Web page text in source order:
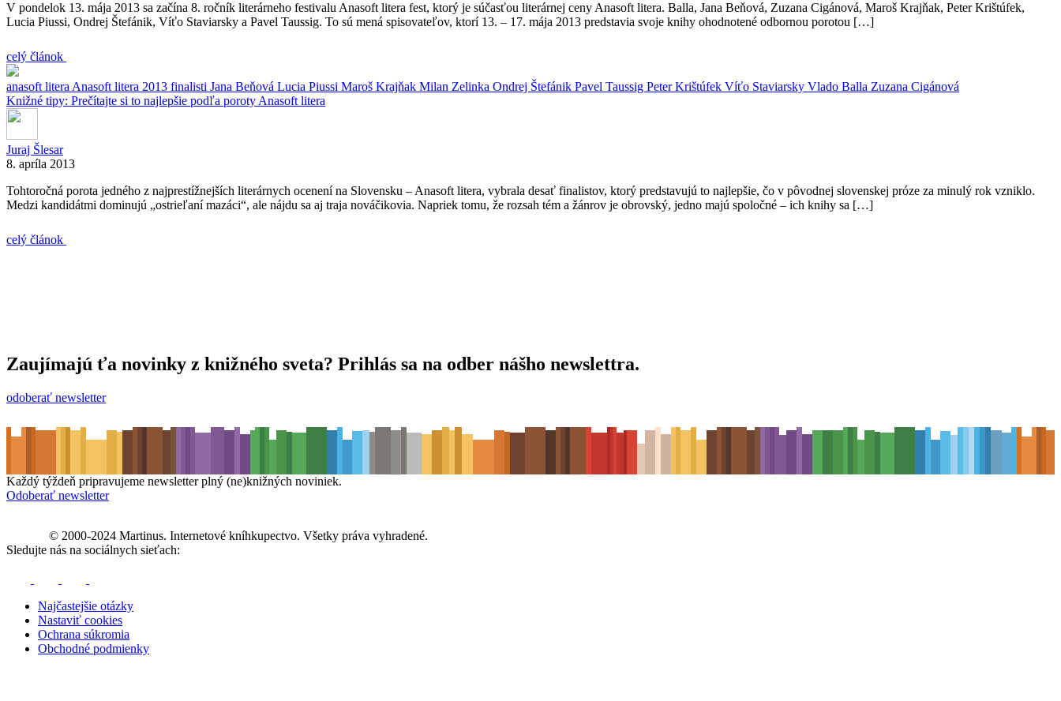
V pondelok 13. mája 2013 sa začína 8. ročník literárneho festivalu Anasoft litera fest, ktorý je súčasťou literárnej ceny Anasoft litera. Balla, Jana Beňová, Zuzana Cigánová, Maroš Krajňak, Peter Krištúfek,
Lucia Piussi, Ondrej Štefánik, Víťo Staviarsky a Pavel Taussig. To sú mená spisovateľov, ktorí 13. – 17. mája 2013 predstavia svoje knihy ohodnotené odbornou porotou […]
celý článok
anasoft litera Anasoft litera 2013 finalisti Jana Beňová Lucia Piussi Maroš Krajňak Milan Zelinka Ondrej Štefánik Pavel Taussig Peter Krištúfek Víťo Staviarsky Vlado Balla Zuzana Cigánová
Knižné tipy: Prečítajte si to najlepšie podľa poroty Anasoft litera
Juraj Šlesar
8. apríla 2013
Tohtoročná porota jedného z najprestížnejších literárnych ocenení na Slovensku – Anasoft litera, vybrala desať finalistov, ktorý predstavujú to najlepšie, čo v pôvodnej slovenskej próze za minulý rok vzniklo.
Medzi kandidátmi dominujú „ostrieľaní mazáci“, ale nájdu sa aj traja nováčikovia. Napriek tomu, že rozsah tém a žánrov je obrovský, jedno majú spoločné – ich knihy sa […]
celý článok
Zaujímajú ťa novinky z knižného sveta? Prihlás sa na odber nášho newslettra.
odoberať newsletter
Každý týždeň pripravujeme newsletter plný (ne)knižných noviniek.
Odoberať newsletter
© 2000-2024 Martinus. Internetové kníhkupectvo. Všetky práva vyhradené.
Sledujte nás na sociálnych sieťach:
Najčastejšie otázky
Nastaviť cookies
Ochrana súkromia
Obchodné podmienky